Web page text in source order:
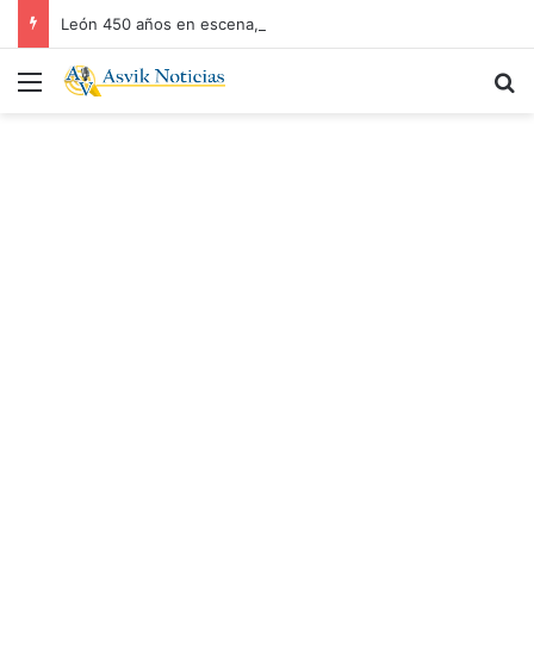
León 450 años en escena, un tributo a la ciudad
Menú